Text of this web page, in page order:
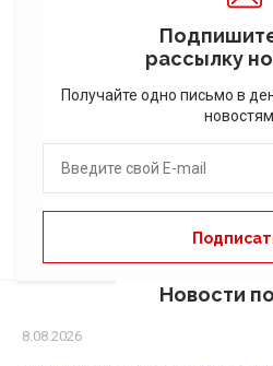
рассылку
Получайте одно письмо в
Новости
8.08.2026